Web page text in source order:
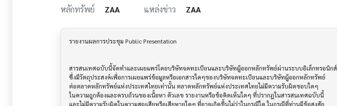
หลักทรัพย์ ZAA แหล่งข่าว ZAA
รายงานผลการประชุม Public Presentation
สารสนเทศฉบับนี้จัดทำและเผยแพร่โดยบริษัทจดทะเบียนและบริษัทผู้ออกหลักทรัพย์ผ่านระบบอิเล็กทรอนิกส์
ซึ่งมีวัตถุประสงค์เพื่อการเผยแพร่ข้อมูลหรือเอกสารใดๆของบริษัทจดทะเบียนและบริษัทผู้ออกหลักทรัพย์
ต่อตลาดหลักทรัพย์แห่งประเทศไทยเท่านั้น ตลาดหลักทรัพย์แห่งประเทศไทยไม่มีความรับผิดชอบใดๆ
ในความถูกต้องและครบถ้วนของเนื้อหา ตัวเลข รายงานหรือข้อคิดเห็นใดๆ ที่ปรากฎในสารสนเทศฉบับนี้
และไม่มีความรับผิดในความสูญเสียหรือเสียหายใดๆ ที่อาจเกิดขึ้นไม่ว่าในกรณีใด ในกรณีที่ท่านมีข้อสงสัย